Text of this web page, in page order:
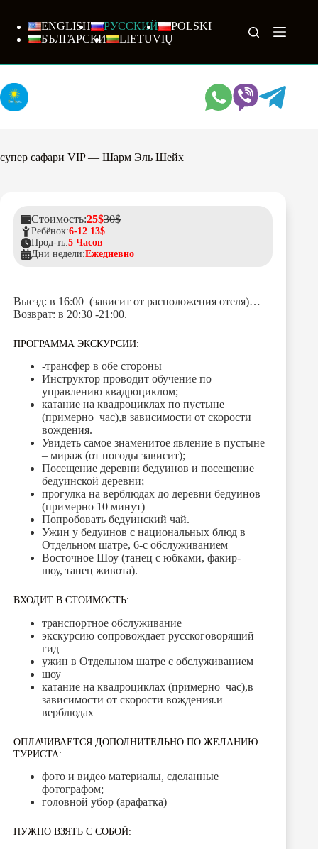
сути
ENGLISH РУССКИЙ
POLSKI
БЪЛГАРСКИ
LIETUVIŲ
супер сафари VIP — Шарм Эль Шейх
Стоимость:25$30$
Ребёнок:6-12 13$
Прод-ть:5 Часов
Дни недели:Ежедневно
Выезд: в 16:00 (зависит от расположения отеля)…
Возврат: в 20:30 -21:00.
ПРОГРАММА ЭКСКУРСИИ:
-трансфер в обе стороны
Инструктор проводит обучение по
управлению квадроциклом;
катание на квадроциклах по пустыне
(примерно час),в зависимости от скорости
вождения.
Увидеть самое знаменитое явление в пустыне
– мираж (от погоды зависит);
Посещение деревни бедуинов и посещение
бедуинской деревни;
прогулка на верблюдах до деревни бедуинов
(примерно 10 минут)
Попробовать бедуинский чай.
Ужин у бедуинов с национальных блюд в
Отдельном шатре, 6-с обслуживанием
Восточное Шоу (танец с юбками, факир-
шоу, танец живота).
ВХОДИТ В СТОИМОСТЬ:
транспортное обслуживание
экскурсию сопровождает русскоговорящий
гид
ужин в Отдельном шатре с обслуживанием
шоу
катание на квадроциклах (примерно час),в
зависимости от скорости вождения.и
верблюдах
ОПЛАЧИВАЕТСЯ ДОПОЛНИТЕЛЬНО ПО ЖЕЛАНИЮ
ТУРИСТА:
фото и видео материалы, сделанные
фотографом;
головной убор (арафатка)
НУЖНО ВЗЯТЬ С СОБОЙ: